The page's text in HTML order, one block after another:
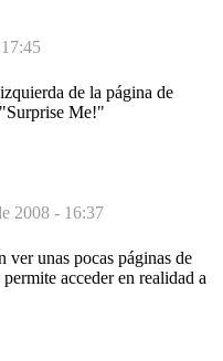
de la página de
Me!"
2008 - 16:37
unas pocas páginas de
acceder en realidad a